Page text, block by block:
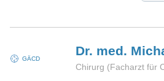
GÄCD
Dr. med.
Chirurg (Facharzt für